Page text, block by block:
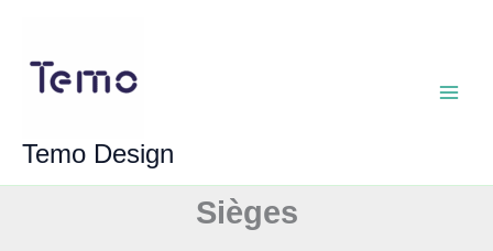
contenu
Temo Design
Sièges